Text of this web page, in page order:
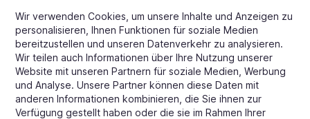
individuellen Verpackung variieren.
- Farben können je nach Gerät und
Bildschirmeinstellungen unterschiedlich dargestellt
werden, aber wir bemühen uns, unsere Farben so
gut wie möglich darzustellen.
Verpackung
Wir verwenden Cookies, um unsere Inhalte und Anzeigen zu
personalisieren, Ihnen Funktionen für soziale Medien
bereitzustellen und unseren Datenverkehr zu analysieren.
Wir teilen auch Informationen über Ihre Nutzung unserer
Website mit unseren Partnern für soziale Medien, Werbung
und Analyse. Unsere Partner können diese Daten mit
anderen Informationen kombinieren, die Sie ihnen zur
Verfügung gestellt haben oder die sie im Rahmen Ihrer